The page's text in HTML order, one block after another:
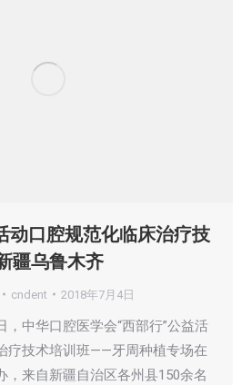
动口腔规范化临床治疗技
疆乌鲁木齐
cndent 2018年7月4日
，中华口腔医学会“西部行”公益活
疗技术培训班——牙周种植专场在
，来自新疆自治区各州县150余名